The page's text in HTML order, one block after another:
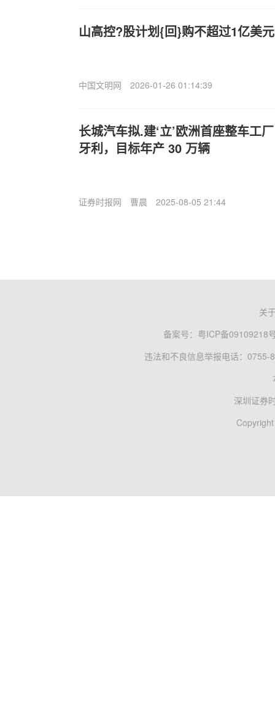
山高控?股计划{回}购不超过1亿美
中国文明网 2026-01-26 01:14:39
长城汽车拟.建‘立’欧洲首座整车工
牙利，目标年产 30 万辆
证券时报网 曹晨 2025-08-05 21:44
关
备案号： 粤ICP备09109218
违法和不良信息举报电话：0755-
深圳证券